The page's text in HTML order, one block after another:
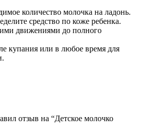
количество молочка на ладонь.
средство по коже ребенка.
движениями до полного
купания или в любое время для
отзыв на “Детское молочко